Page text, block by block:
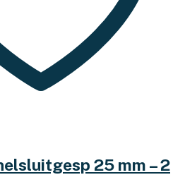
25 mm – 2